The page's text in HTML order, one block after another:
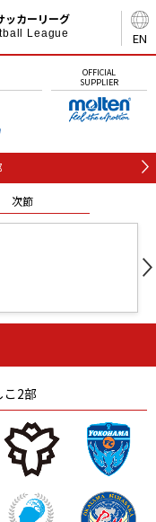
EN
ッカーリーグ
League
OFFICIAL
SUPPLIER
次節
石人の星
愛媛Ｌ
こ2部